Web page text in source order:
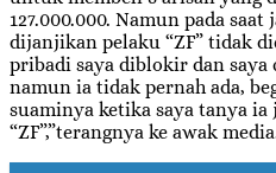
127.000.000. Namun pada
dijanjikan pelaku “ZF” tidak
pribadi saya diblokir dan saya
namun ia tidak pernah ada,
suaminya ketika saya tanya
“ZF”,”terangnya ke awak